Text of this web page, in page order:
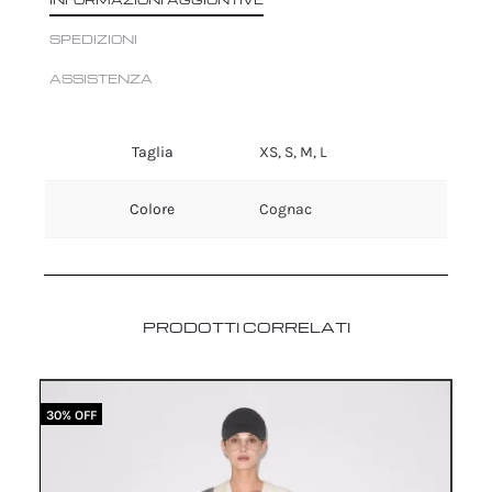
SPEDIZIONI
ASSISTENZA
Taglia XS, S, M, L
Colore Cognac
PRODOTTI CORRELATI
30% OFF